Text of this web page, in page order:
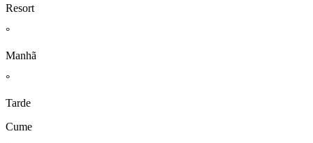
Resort
°
Manhã
°
Tarde
Cume